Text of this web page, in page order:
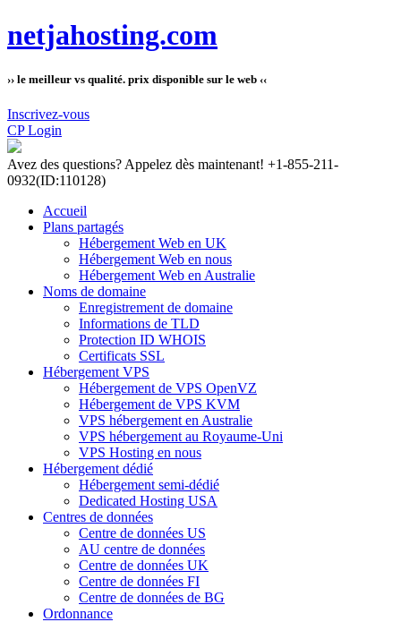
netjahosting.com
›› le meilleur vs qualité. prix disponible sur le web ‹‹
Inscrivez-vous
CP Login
Avez des questions? Appelez dès maintenant! +1-855-211-
0932(ID:110128)
Accueil
Plans partagés
Hébergement Web en UK
Hébergement Web en nous
Hébergement Web en Australie
Noms de domaine
Enregistrement de domaine
Informations de TLD
Protection ID WHOIS
Certificats SSL
Hébergement VPS
Hébergement de VPS OpenVZ
Hébergement de VPS KVM
VPS hébergement en Australie
VPS hébergement au Royaume-Uni
VPS Hosting en nous
Hébergement dédié
Hébergement semi-dédié
Dedicated Hosting USA
Centres de données
Centre de données US
AU centre de données
Centre de données UK
Centre de données FI
Centre de données de BG
Ordonnance